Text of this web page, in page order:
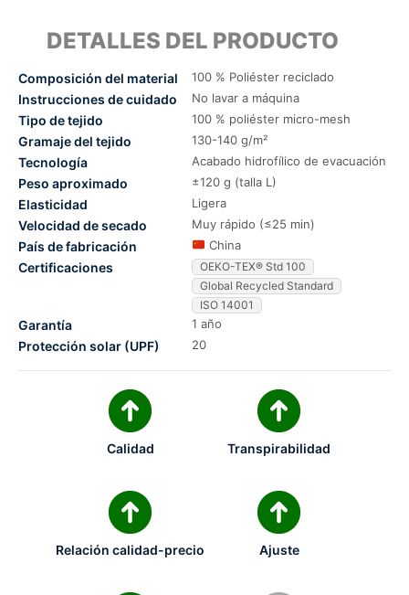
DETALLES DEL PRODUCTO
Composición del material 100 % Poliéster reciclado
Instrucciones de cuidado No lavar a máquina
Tipo de tejido 100 % poliéster micro-mesh
Gramaje del tejido 130-140 g/m²
Tecnología Acabado hidrofílico de evacuación
Peso aproximado ±120 g (talla L)
Elasticidad Ligera
Velocidad de secado Muy rápido (≤25 min)
País de fabricación China
Certificaciones
OEKO-TEX® Std 100
Global Recycled Standard
ISO 14001
Garantía 1 año
Protección solar (UPF) 20
Calidad Transpirabilidad
Relación calidad-precio Ajuste